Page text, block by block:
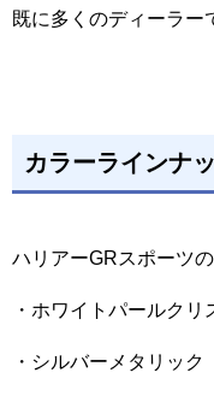
既に多くのディーラー
カラーラインナ
ハリアーGRスポーツ
・ホワイトパールクリ
・シルバーメタリック